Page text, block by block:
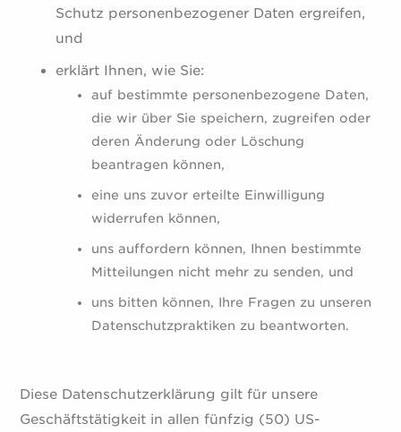
Schutz personenbezogener Daten ergreifen,
und
erklärt Ihnen, wie Sie:
auf bestimmte personenbezogene Daten,
die wir über Sie speichern, zugreifen oder
deren Änderung oder Löschung
beantragen können,
eine uns zuvor erteilte Einwilligung
widerrufen können,
uns auffordern können, Ihnen bestimmte
Mitteilungen nicht mehr zu senden, und
uns bitten können, Ihre Fragen zu unseren
Datenschutzpraktiken zu beantworten.
Diese Datenschutzerklärung gilt für unsere
Geschäftstätigkeit in allen fünfzig (50) US-